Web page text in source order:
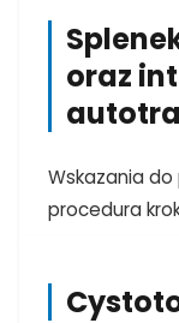
oraz
Wskazania
procedura